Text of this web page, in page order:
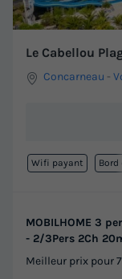
Le Cabellou
Concarneau -
Wifi payant Bord
MOBILHOME 3
- 2/3Pers 2Ch
Meilleur prix pour